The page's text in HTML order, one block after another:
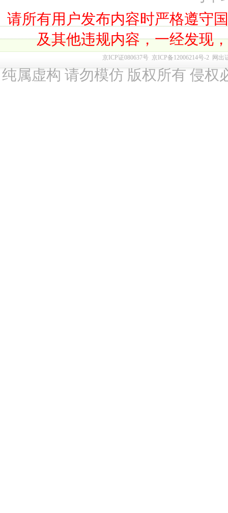
请所有用户发布内容时严格遵守
及其他违规内容，一经发现
京ICP证080637号 京ICP备12006214号-2 网出
纯属虚构 请勿模仿 版权所有 侵权